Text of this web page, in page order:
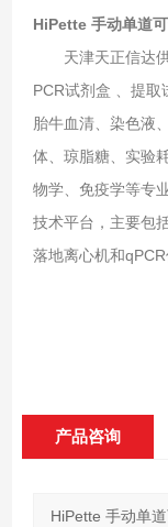
HiPette 手动单道
天津天正信达供
PCR试剂盒 、提取
胎牛血清、染色液
体、琼脂糖、实验
物学、免疫学等专
技术平台，主要包
落地离心机和qPCR
产品咨询